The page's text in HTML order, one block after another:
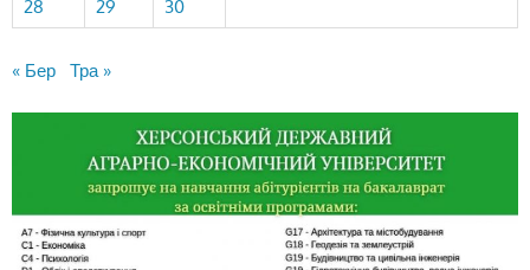
28
29 30
« Бер Тра »